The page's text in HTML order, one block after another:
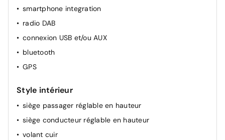
smartphone integration
radio DAB
connexion USB et/ou AUX
bluetooth
GPS
Style intérieur
siège passager réglable en hauteur
siège conducteur réglable en hauteur
volant cuir